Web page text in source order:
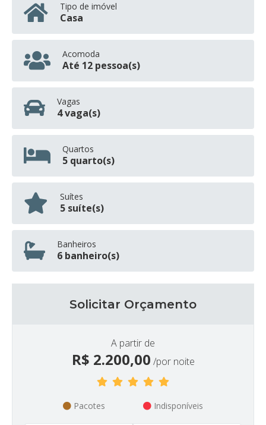
Tipo de imóvel
Casa
Acomoda
Até 12 pessoa(s)
Vagas
4 vaga(s)
Quartos
5 quarto(s)
Suítes
5 suíte(s)
Banheiros
6 banheiro(s)
Solicitar Orçamento
A partir de
R$ 2.200,00 /por noite
Pacotes Indisponíveis